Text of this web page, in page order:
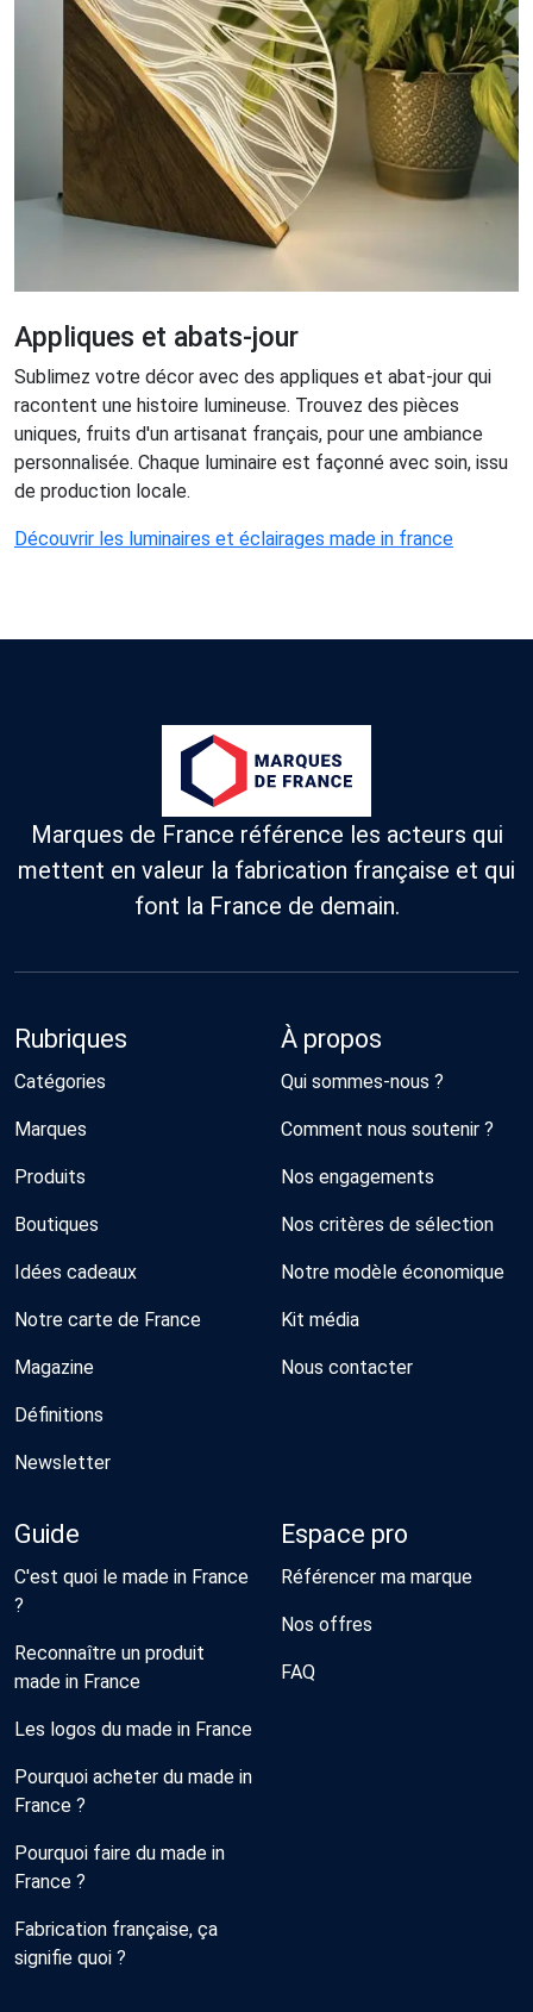
Appliques et abats-jour
Sublimez votre décor avec des appliques et abat-jour qui
racontent une histoire lumineuse. Trouvez des pièces
uniques, fruits d'un artisanat français, pour une ambiance
personnalisée. Chaque luminaire est façonné avec soin, issu
de production locale.
Découvrir les luminaires et éclairages made in france
Marques de France référence les acteurs qui
mettent en valeur la fabrication française et qui
font la France de demain.
Rubriques
Catégories
Marques
Produits
Boutiques
Idées cadeaux
Notre carte de France
Magazine
Définitions
Newsletter
À propos
Qui sommes-nous ?
Comment nous soutenir ?
Nos engagements
Nos critères de sélection
Notre modèle économique
Kit média
Nous contacter
Guide
C'est quoi le made in France
?
Reconnaître un produit
made in France
Les logos du made in France
Pourquoi acheter du made in
France ?
Pourquoi faire du made in
France ?
Fabrication française, ça
signifie quoi ?
Espace pro
Référencer ma marque
Nos offres
FAQ